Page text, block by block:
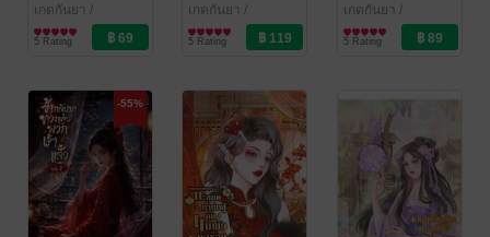
ระบบเฮงซวย
ในยุค 70
เกดกันยา /
Mylovenovel
นิยายรักจีนโบราณ
5 Rating
เจ้าแล้ว
เกดกันยา /
Mylovenovel
นิยายรักจีนโบราณ
5 Rating
แล้ว เล่ม 2
เกดกันยา /
Mylovenovel
นิยายรักจีนโบราณ
5 Rating
-55%